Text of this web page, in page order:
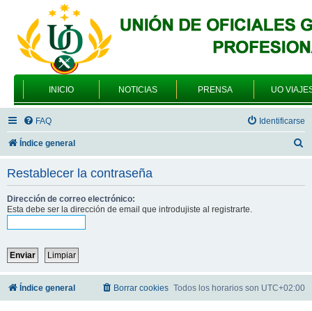
INICIO NOTICIAS PRENSA UO
FAQ Identificarse
Índice general
Restablecer la contraseña
Dirección de correo electrónico:
Esta debe ser la dirección de email que introdujiste al registrarte.
Índice general Todos los horarios son UTC+02:00
Borrar cookies